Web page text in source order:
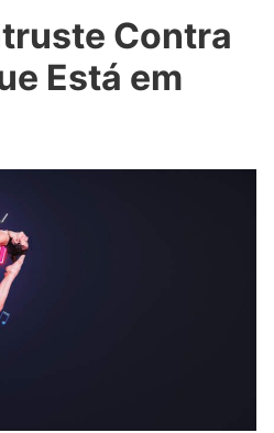
Contra
Está em